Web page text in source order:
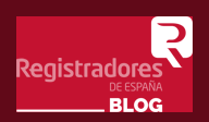
Saltar al contenido